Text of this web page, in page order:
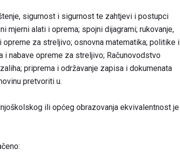
sigurnost i sigurnost te zahtjevi i postupci
mjerni alati i oprema; spojni dijagrami; rukovanje,
za streljivo; osnovna matematika; politike i
nabave opreme za streljivo; Računovodstvo
priprema i održavanje zapisa i dokumenata
pretvoriti u.
ili općeg obrazovanja ekvivalentnost je